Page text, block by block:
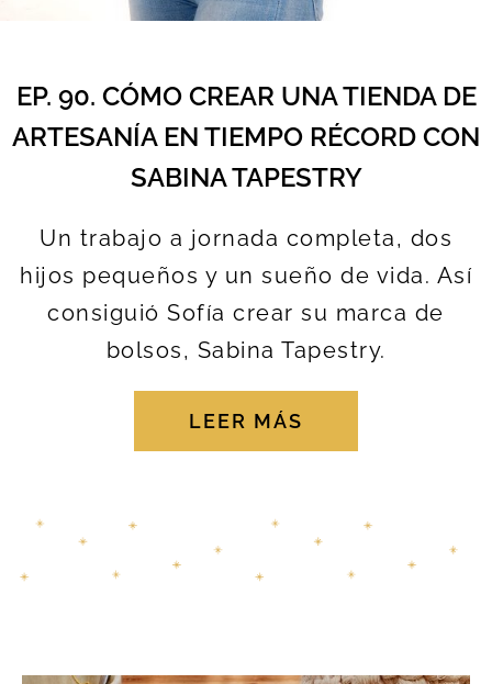
EP. 90. CÓMO CREAR UNA TIENDA DE
ARTESANÍA EN TIEMPO RÉCORD CON
SABINA TAPESTRY
Un trabajo a jornada completa, dos
hijos pequeños y un sueño de vida. Así
consiguió Sofía crear su marca de
bolsos, Sabina Tapestry.
LEER MÁS